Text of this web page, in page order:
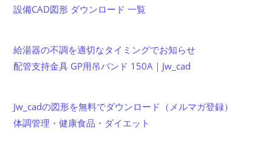
設備CAD図形 ダウンロード 一覧
給湯器の不調を適切なタイミングでお知らせ
配管支持金具 GP用吊バンド 150A｜Jw_cad
Jw_cadの図形を無料でダウンロード（メルマガ登録）
体調管理・健康食品・ダイエット